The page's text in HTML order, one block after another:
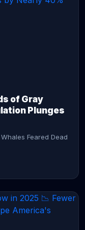
of Gray
Plunges
Feared Dead